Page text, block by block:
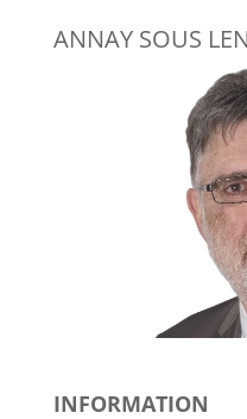
ANNAY SOUS
INFORMATION